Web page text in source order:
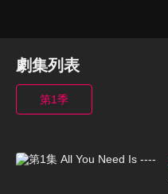
劇集列表
第1季